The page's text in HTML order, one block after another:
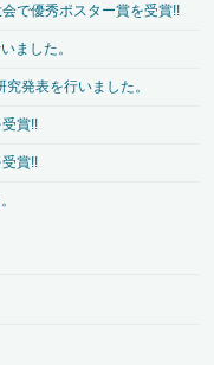
で優秀ポスター賞を受賞!!
ました。
発表を行いました。
賞!!
賞!!